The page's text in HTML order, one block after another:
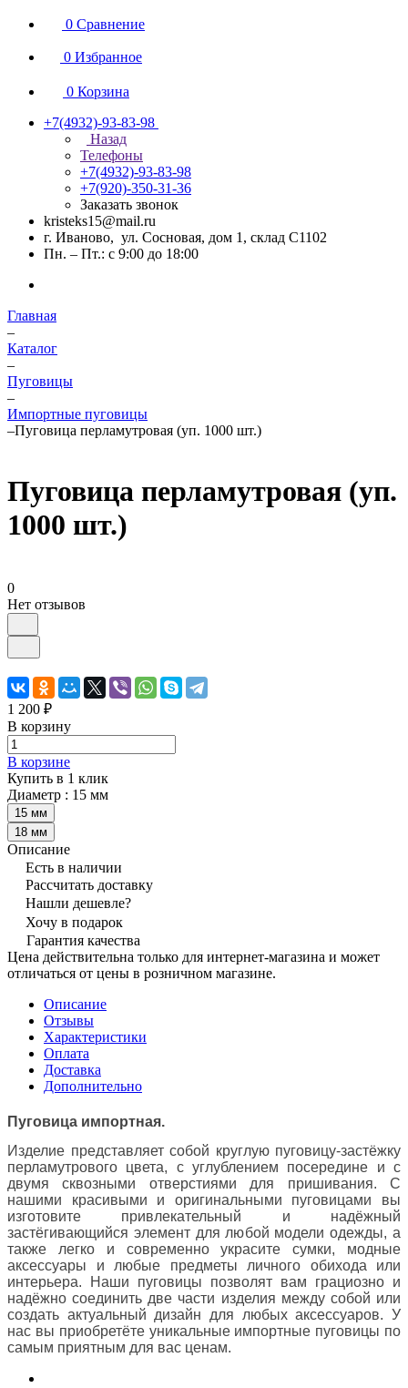
0 Сравнение
0 Избранное
0 Корзина
+7(4932)-93-83-98
Назад
Телефоны
+7(4932)-93-83-98
+7(920)-350-31-36
Заказать звонок
kristeks15@mail.ru
г. Иваново, ул. Сосновая, дом 1, склад С1102
Пн. – Пт.: с 9:00 до 18:00
Главная
–
Каталог
–
Пуговицы
–
Импортные пуговицы
–Пуговица перламутровая (уп. 1000 шт.)
Пуговица перламутровая (уп.
1000 шт.)
0
Нет отзывов
1 200 ₽
В корзину
В корзине
Купить в 1 клик
Диаметр : 15 мм
15 мм
18 мм
Описание
Есть в наличии
Рассчитать доставку
Нашли дешевле?
Хочу в подарок
Гарантия качества
Цена действительна только для интернет-магазина и может
отличаться от цены в розничном магазине.
Описание
Отзывы
Характеристики
Оплата
Доставка
Дополнительно
Пуговица импортная.
Изделие представляет собой круглую пуговицу-застёжку
перламутрового цвета, с углублением посередине и с
двумя сквозными отверстиями для пришивания. С
нашими красивыми и оригинальными пуговицами вы
изготовите привлекательный и надёжный
застёгивающийся элемент для любой модели одежды, а
также легко и современно украсите сумки, модные
аксессуары и любые предметы личного обихода или
интерьера. Наши пуговицы позволят вам грациозно и
надёжно соединить две части изделия между собой или
создать актуальный дизайн для любых аксессуаров. У
нас вы приобретёте уникальные импортные пуговицы по
самым приятным для вас ценам.